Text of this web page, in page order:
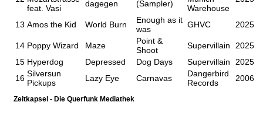
feat. Vasi
dagegen
(Sampler)
Warehouse
13 Amos the Kid World Burn
Enough as it
was
GHVC 2025
14 Poppy Wizard Maze
Point &
Shoot
Supervillain
2025
15 Hyperdog Depressed Dog Days Supervillain
2025
16 Silversun
Pickups
Lazy Eye Carnavas
Dangerbird
Records
2006
Zeitkapsel - Die Querfunk Mediathek